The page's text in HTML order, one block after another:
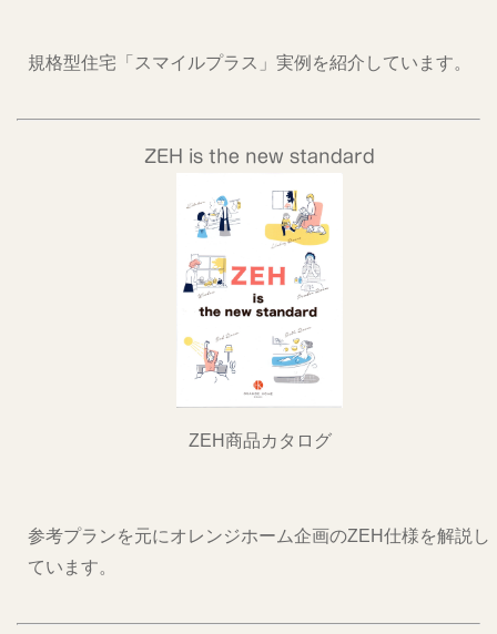
規格型住宅「スマイルプラス」実例を紹介しています。
ZEH is the new standard
ZEH商品カタログ
参考プランを元にオレンジホーム企画のZEH仕様を解説し
ています。